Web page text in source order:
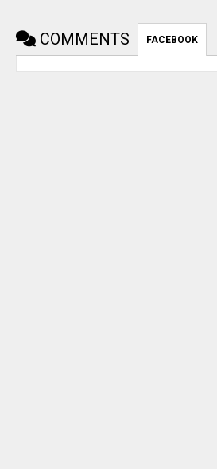
COMMENTS FACEBOOK